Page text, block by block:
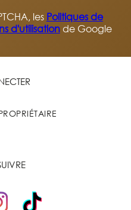
les Politiques de
d'utilisationde Google